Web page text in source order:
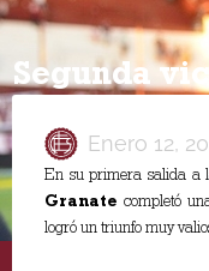
Segunda
Enero 12,
En su primera salida a
Granate completó
logró un triunfo muy